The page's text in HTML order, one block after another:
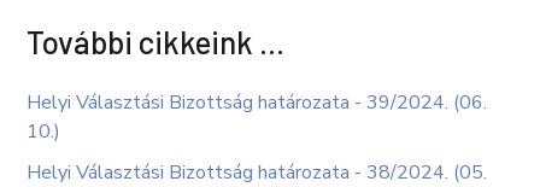
További cikkeink …
Helyi Választási Bizottság határozata - 39/2024. (06.
10.)
Helyi Választási Bizottság határozata - 38/2024. (05.